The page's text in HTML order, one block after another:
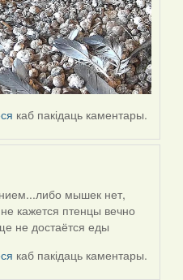
каб пакідаць каментары.
мышек нет,
кажется птенцы вечно
не достаётся еды
каб пакідаць каментары.